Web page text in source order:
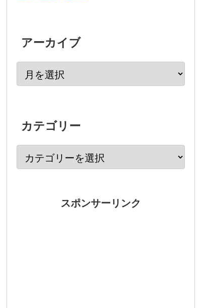
アーカイブ
カテゴリー
スポンサーリンク